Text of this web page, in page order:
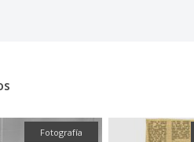
Fotografía